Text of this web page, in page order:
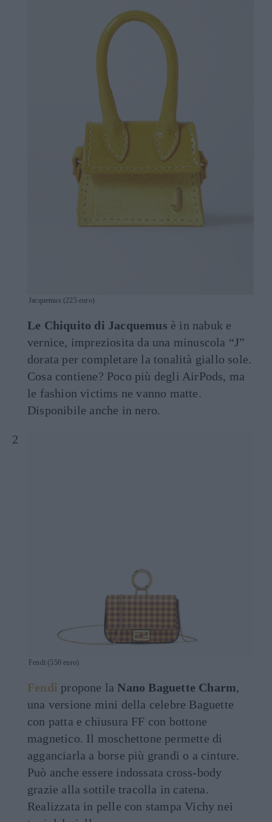
Jacquemus (225 euro)
Le Chiquito di Jacquemus è in nabuk e
vernice, impreziosita da una minuscola “J”
dorata per completare la tonalità giallo sole.
Cosa contiene? Poco più degli AirPods, ma
le fashion victims ne vanno matte.
Disponibile anche in nero.
Fendi (550 euro)
Fendi propone laNano Baguette Charm,
una versione mini della celebre Baguette
con patta e chiusura FF con bottone
magnetico. Il moschettone permette di
agganciarla a borse più grandi o a cinture.
Può anche essere indossata cross-body
grazie alla sottile tracolla in catena.
Realizzata in pelle con stampa Vichy nei